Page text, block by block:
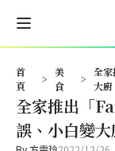
首
頁
>
美
食
>
全
大廚
全家推出「
誤、小白變